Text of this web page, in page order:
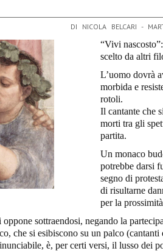
DI NICOLA BELCARI -
“Vivi
scelto da altri
L’uomo dovrà
morbida e
rotoli.
Il cantante che
morti tra gli
partita.
Un monaco
potrebbe darsi
segno di
di risultarne
per la
sottraendosi, negando la
che si esibiscono su un palco
è, per certi versi, il lusso dei